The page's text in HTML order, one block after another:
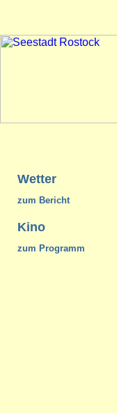
Wetter
zum Bericht
Kino
zum Programm